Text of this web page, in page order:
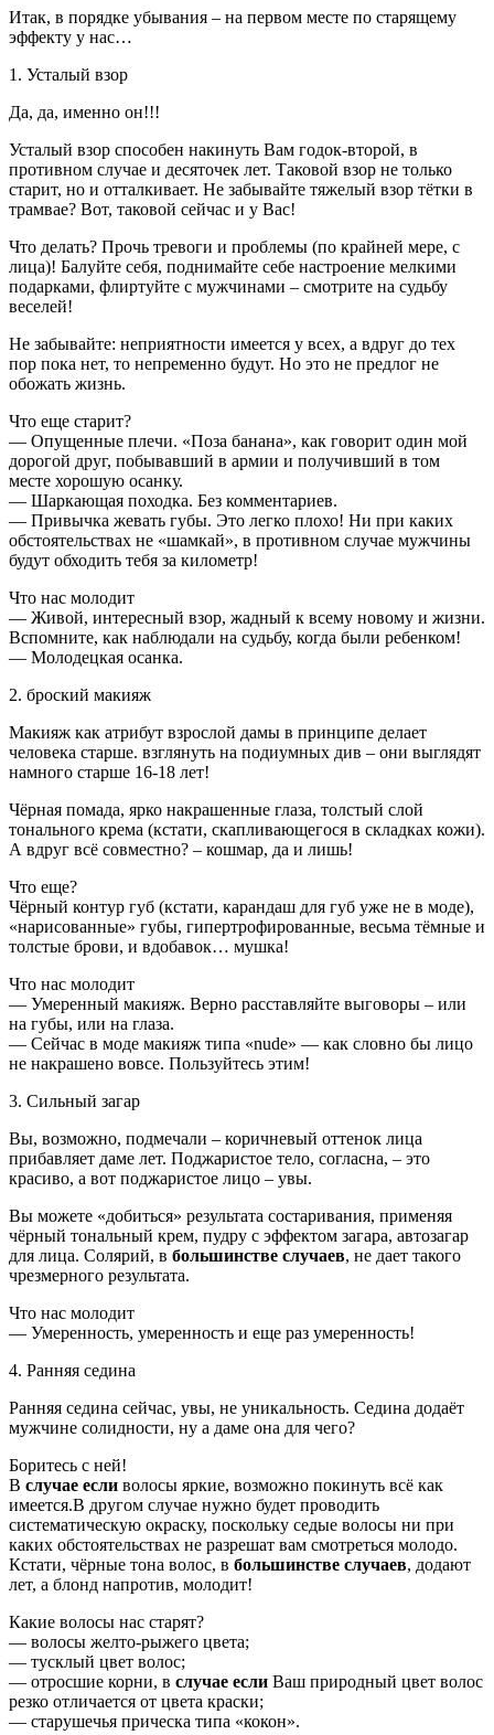
Итак, в порядке убывания – на первом месте по старящему
эффекту у нас…
1. Усталый взор
Да, да, именно он!!!
Усталый взор способен накинуть Вам годок-второй, в
противном случае и десяточек лет. Таковой взор не только
старит, но и отталкивает. Не забывайте тяжелый взор тётки в
трамвае? Вот, таковой сейчас и у Вас!
Что делать? Прочь тревоги и проблемы (по крайней мере, с
лица)! Балуйте себя, поднимайте себе настроение мелкими
подарками, флиртуйте с мужчинами – смотрите на судьбу
веселей!
Не забывайте: неприятности имеется у всех, а вдруг до тех
пор пока нет, то непременно будут. Но это не предлог не
обожать жизнь.
Что еще старит?
— Опущенные плечи. «Поза банана», как говорит один мой
дорогой друг, побывавший в армии и получивший в том
месте хорошую осанку.
— Шаркающая походка. Без комментариев.
— Привычка жевать губы. Это легко плохо! Ни при каких
обстоятельствах не «шамкай», в противном случае мужчины
будут обходить тебя за километр!
Что нас молодит
— Живой, интересный взор, жадный к всему новому и жизни.
Вспомните, как наблюдали на судьбу, когда были ребенком!
— Молодецкая осанка.
2. броский макияж
Макияж как атрибут взрослой дамы в принципе делает
человека старше. взглянуть на подиумных див – они выглядят
намного старше 16-18 лет!
Чёрная помада, ярко накрашенные глаза, толстый слой
тонального крема (кстати, скапливающегося в складках кожи).
А вдруг всё совместно? – кошмар, да и лишь!
Что еще?
Чёрный контур губ (кстати, карандаш для губ уже не в моде),
«нарисованные» губы, гипертрофированные, весьма тёмные и
толстые брови, и вдобавок… мушка!
Что нас молодит
— Умеренный макияж. Верно расставляйте выговоры – или
на губы, или на глаза.
— Сейчас в моде макияж типа «nude» — как словно бы лицо
не накрашено вовсе. Пользуйтесь этим!
3. Сильный загар
Вы, возможно, подмечали – коричневый оттенок лица
прибавляет даме лет. Поджаристое тело, согласна, – это
красиво, а вот поджаристое лицо – увы.
Вы можете «добиться» результата состаривания, применяя
чёрный тональный крем, пудру с эффектом загара, автозагар
для лица. Солярий, в большинстве случаев, не дает такого
чрезмерного результата.
Что нас молодит
— Умеренность, умеренность и еще раз умеренность!
4. Ранняя седина
Ранняя седина сейчас, увы, не уникальность. Седина додаёт
мужчине солидности, ну а даме она для чего?
Боритесь с ней!
В случае если волосы яркие, возможно покинуть всё как
имеется.В другом случае нужно будет проводить
систематическую окраску, поскольку седые волосы ни при
каких обстоятельствах не разрешат вам смотреться молодо.
Кстати, чёрные тона волос, в большинстве случаев, додают
лет, а блонд напротив, молодит!
Какие волосы нас старят?
— волосы желто-рыжего цвета;
— тусклый цвет волос;
— отросшие корни, в случае если Ваш природный цвет волос
резко отличается от цвета краски;
— старушечья прическа типа «кокон».